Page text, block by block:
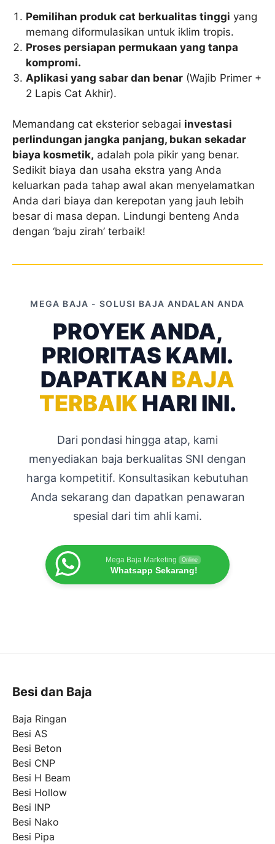
Pemilihan produk cat berkualitas tinggi yang
memang diformulasikan untuk iklim tropis.
Proses persiapan permukaan yang tanpa
kompromi.
Aplikasi yang sabar dan benar (Wajib Primer +
2 Lapis Cat Akhir).
Memandang cat eksterior sebagai investasi
perlindungan jangka panjang, bukan sekadar
biaya kosmetik, adalah pola pikir yang benar.
Sedikit biaya dan usaha ekstra yang Anda
keluarkan pada tahap awal akan menyelamatkan
Anda dari biaya dan kerepotan yang jauh lebih
besar di masa depan. Lindungi benteng Anda
dengan ‘baju zirah’ terbaik!
MEGA BAJA - SOLUSI BAJA ANDALAN ANDA
PROYEK ANDA,
PRIORITAS KAMI.
DAPATKAN BAJA
TERBAIKHARI INI.
Dari pondasi hingga atap, kami
menyediakan baja berkualitas SNI dengan
harga kompetitif. Konsultasikan kebutuhan
Anda sekarang dan dapatkan penawaran
spesial dari tim ahli kami.
Mega Baja Marketing Online
Whatsapp Sekarang!
Besi dan Baja
Baja Ringan
Besi AS
Besi Beton
Besi CNP
Besi H Beam
Besi Hollow
Besi INP
Besi Nako
Besi Pipa